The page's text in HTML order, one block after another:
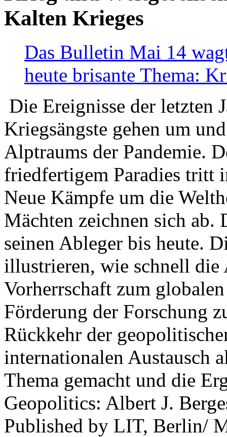
Kalten Krieges
Das Bulletin Mai 14
heute brisante Thema:
Die Ereignisse der letzten
Kriegsängste gehen um
Alptraums der Pandemie.
friedfertigem Paradies tritt
Neue Kämpfe um die
Mächten zeichnen sich
seinen Ableger bis heute.
illustrieren, wie schnell die
Vorherrschaft zum
Förderung der Forschung
Rückkehr der
internationalen Austausch
Thema gemacht und die
Geopolitics: Albert J.
Published by LIT, Berlin/